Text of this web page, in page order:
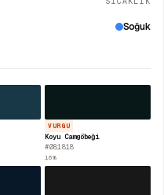
Soğuk
VURGU
Koyu Camgöbeği
#081818
16%